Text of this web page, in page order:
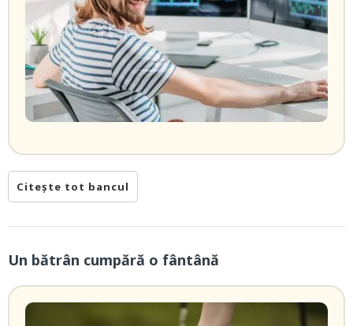
Citește tot bancul
Un bătrân cumpără o fântână